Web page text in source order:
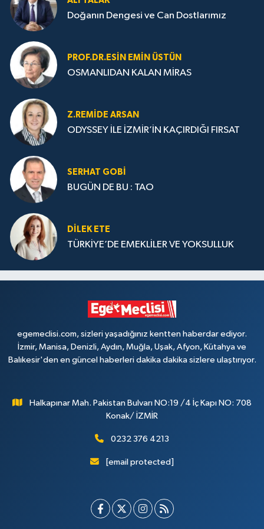
Doğanın Dengesi ve Can Dostlarımız
PROF.DR.ESIN EMIN ÜSTÜN
OSMANLIDAN KALAN MİRAS
Z.REMIDE ARSAN
ODYSSEY İLE İZMİR’İN KAÇIRDIĞI FIRSAT
SERHAT GOBİ
BUGÜN DE BU : TAO
DILEK ETE
TÜRKİYE’DE EMEKLİLER VE YOKSULLUK
egemeclisi.com, sizleri yaşadığınız kentten haberdar ediyor.
İzmir, Manisa, Denizli, Aydın, Muğla, Uşak, Afyon, Kütahya ve
Balıkesir'den en güncel haberleri dakika dakika sizlere ulaştırıyor.
Halkapınar Mah. Pakistan Bulvarı NO:19 /4 İç Kapı NO: 708
Konak/ İZMİR
0232 376 4213
[email protected]